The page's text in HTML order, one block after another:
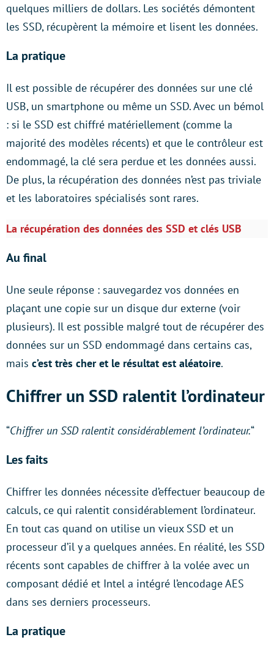
quelques milliers de dollars. Les sociétés démontent
les SSD, récupèrent la mémoire et lisent les données.
La pratique
Il est possible de récupérer des données sur une clé
USB, un smartphone ou même un SSD. Avec un bémol
: si le SSD est chiffré matériellement (comme la
majorité des modèles récents) et que le contrôleur est
endommagé, la clé sera perdue et les données aussi.
De plus, la récupération des données n’est pas triviale
et les laboratoires spécialisés sont rares.
La récupération des données des SSD et clés USB
Au final
Une seule réponse : sauvegardez vos données en
plaçant une copie sur un disque dur externe (voir
plusieurs). Il est possible malgré tout de récupérer des
données sur un SSD endommagé dans certains cas,
mais c’est très cher et le résultat est aléatoire.
Chiffrer un SSD ralentit l’ordinateur
“Chiffrer un SSD ralentit considérablement l’ordinateur.“
Les faits
Chiffrer les données nécessite d’effectuer beaucoup de
calculs, ce qui ralentit considérablement l’ordinateur.
En tout cas quand on utilise un vieux SSD et un
processeur d’il y a quelques années. En réalité, les SSD
récents sont capables de chiffrer à la volée avec un
composant dédié et Intel a intégré l’encodage AES
dans ses derniers processeurs.
La pratique